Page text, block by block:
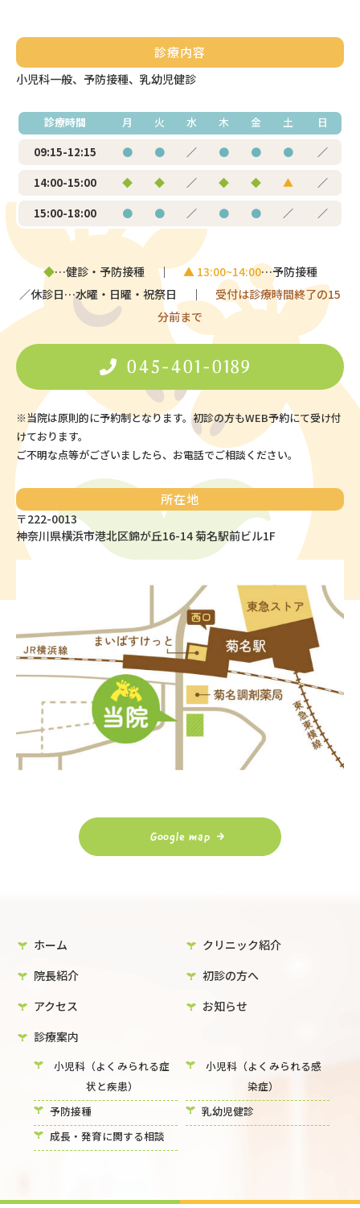
診療内容
小児科一般、予防接種、乳幼児健診
診療時間 月 火 水 木 金 土
日
09:15-12:15
● ● ／ ● ● ●
／
14:00-15:00
◆ ◆ ／ ◆ ◆ ▲
／
15:00-18:00
● ● ／ ● ● ／ ／
◆…健診・予防接種 ｜ ▲ 13:00~14:00…予防接種
／休診日…水曜・日曜・祝祭日 ｜
受付は診療時間終了の15
分前まで
045-401-0189
※当院は原則的に予約制となります。初診の方もWEB予約にて受け付
けております。
ご不明な点等がございましたら、お電話でご相談ください。
所在地
〒222-0013
神奈川県横浜市港北区錦が丘16-14 菊名駅前ビル1F
Google map
ホーム
クリニック紹介
院長紹介
初診の方へ
アクセス
お知らせ
診療案内
小児科（よくみられる症
状と疾患）
小児科（よくみられる感
染症）
予防接種
乳幼児健診
成長・発育に関する相談